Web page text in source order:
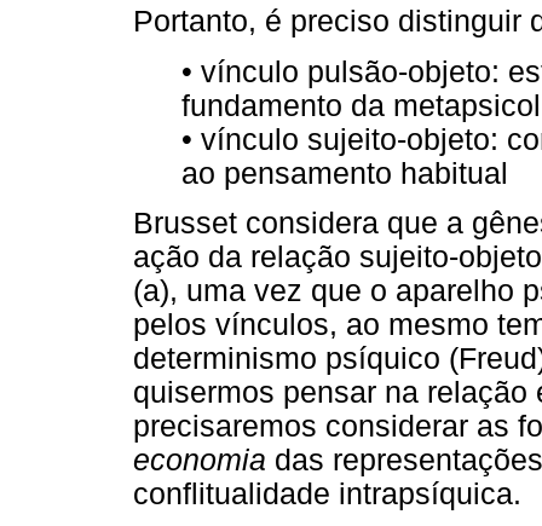
Portanto, é preciso distinguir
• vínculo pulsão-objeto:
fundamento da
• vínculo sujeito-objeto:
ao pensamento habitual
Brusset considera que a
ação da relação sujeito-
(a), uma vez que o aparelho
pelos vínculos, ao mesmo
determinismo psíquico
quisermos pensar na
precisaremos considerar as
economia das
conflitualidade intrapsíquica.